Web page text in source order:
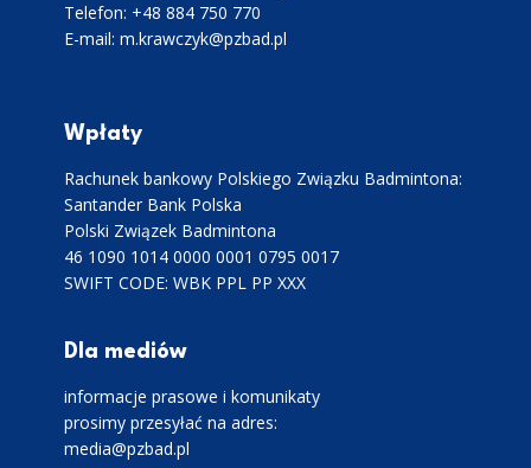
Telefon: +48 884 750 770
E-mail: m.krawczyk@pzbad.pl
Wpłaty
Rachunek bankowy Polskiego Związku Badmintona:
Santander Bank Polska
Polski Związek Badmintona
46 1090 1014 0000 0001 0795 0017
SWIFT CODE: WBK PPL PP XXX
Dla mediów
informacje prasowe i komunikaty
prosimy przesyłać na adres:
media@pzbad.pl